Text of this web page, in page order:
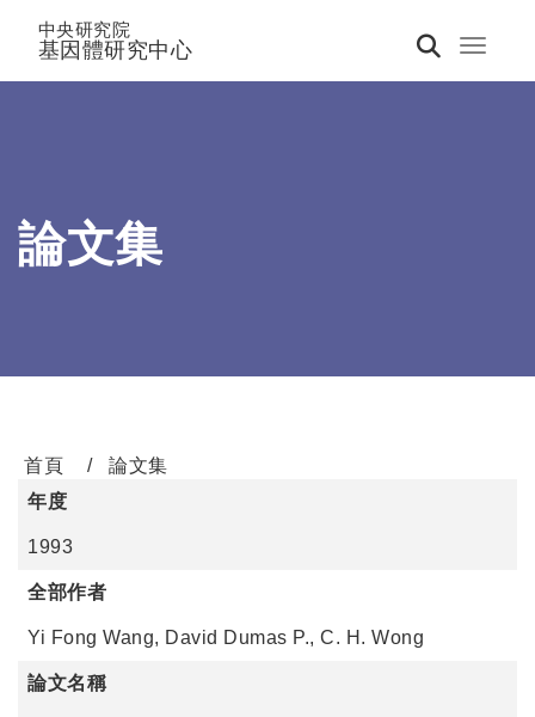
Toggle
中央研究院
基因體研究中心
論文集
首頁
論文集
年度
1993
全部作者
Yi Fong Wang, David Dumas P., C. H. Wong
論文名稱